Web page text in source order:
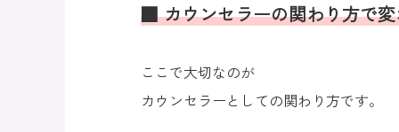
■ カウンセラーの関わり方で
ここで大切なのが
カウンセラーとしての関わり方です。